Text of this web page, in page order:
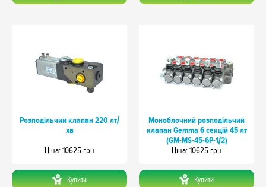
Розподільчий клапан 220 лт/
хв
Цiна: 10625 грн
Купити
Моноблочний розподільчий
клапан Gemma 6 секцій 45 лт
(GM-MS-45-6P-1/2)
Цiна: 10625 грн
Купити